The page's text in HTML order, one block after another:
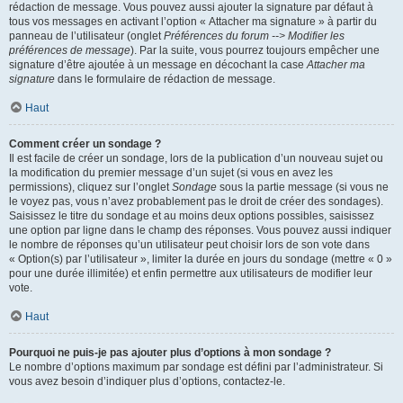
rédaction de message. Vous pouvez aussi ajouter la signature par défaut à
tous vos messages en activant l’option « Attacher ma signature » à partir du
panneau de l’utilisateur (ongletPréférences du forum --> Modifier les
préférences de message). Par la suite, vous pourrez toujours empêcher une
signature d’être ajoutée à un message en décochant la caseAttacher ma
signature dans le formulaire de rédaction de message.
Haut
Comment créer un sondage ?
Il est facile de créer un sondage, lors de la publication d’un nouveau sujet ou
la modification du premier message d’un sujet (si vous en avez les
permissions), cliquez sur l’ongletSondage sous la partie message (si vous ne
le voyez pas, vous n’avez probablement pas le droit de créer des sondages).
Saisissez le titre du sondage et au moins deux options possibles, saisissez
une option par ligne dans le champ des réponses. Vous pouvez aussi indiquer
le nombre de réponses qu’un utilisateur peut choisir lors de son vote dans
« Option(s) par l’utilisateur », limiter la durée en jours du sondage (mettre « 0 »
pour une durée illimitée) et enfin permettre aux utilisateurs de modifier leur
vote.
Haut
Pourquoi ne puis-je pas ajouter plus d’options à mon sondage ?
Le nombre d’options maximum par sondage est défini par l’administrateur. Si
vous avez besoin d’indiquer plus d’options, contactez-le.